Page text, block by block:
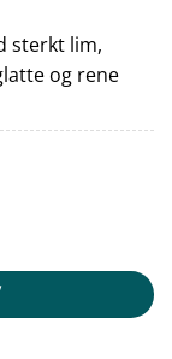
sterkt lim,
og rene
avgift antall